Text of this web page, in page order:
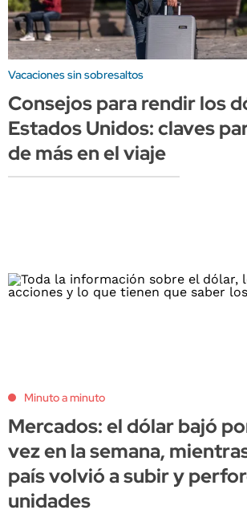
Vacaciones sin sobresaltos
Consejos para rendir los
Estados Unidos: claves
de más en el viaje
Minuto a minuto
Mercados: el dólar bajó
vez en la semana,
país volvió a subir y
unidades